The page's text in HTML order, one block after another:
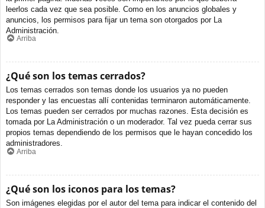
leerlos cada vez que sea posible. Como en los anuncios globales y
anuncios, los permisos para fijar un tema son otorgados por La
Administración.
Arriba
¿Qué son los temas cerrados?
Los temas cerrados son temas donde los usuarios ya no pueden
responder y las encuestas allí contenidas terminaron automáticamente.
Los temas pueden ser cerrados por muchas razones. Esta decisión es
tomada por La Administración o un moderador. Tal vez pueda cerrar sus
propios temas dependiendo de los permisos que le hayan concedido los
administradores.
Arriba
¿Qué son los iconos para los temas?
Son imágenes elegidas por el autor del tema para indicar el contenido del